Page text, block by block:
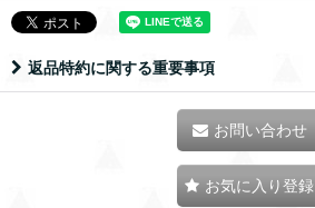
返品特約に関する重要事項
お問い合わせ
お気に入り登録